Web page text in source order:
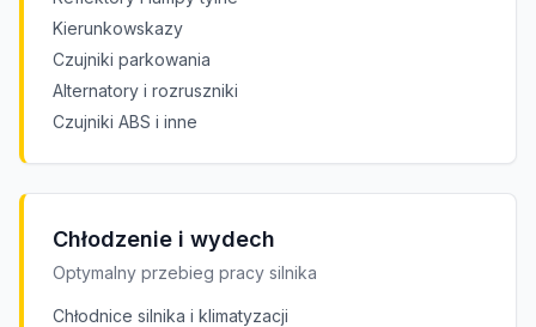
Kierunkowskazy
Czujniki parkowania
Alternatory i rozruszniki
Czujniki ABS i inne
Chłodzenie i wydech
Optymalny przebieg pracy silnika
Chłodnice silnika i klimatyzacji